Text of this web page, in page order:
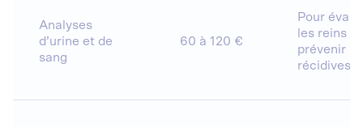
Analyses
d’urine et de
sang
60 à 120 €
Pour
les reins et
prévenir
récidives